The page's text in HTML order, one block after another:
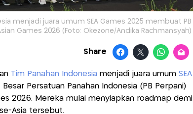
menjadi juara umum SEA Games 2025 membuat PB
Games 2026 (Foto: Okezone/Andika Rachmansyah)
Share
Tim Panahan Indonesia menjadi juara umum SEA
Persatuan Panahan Indonesia (PB Perpani)
2026. Mereka mulai menyiapkan roadmap demi
Asia tersebut.